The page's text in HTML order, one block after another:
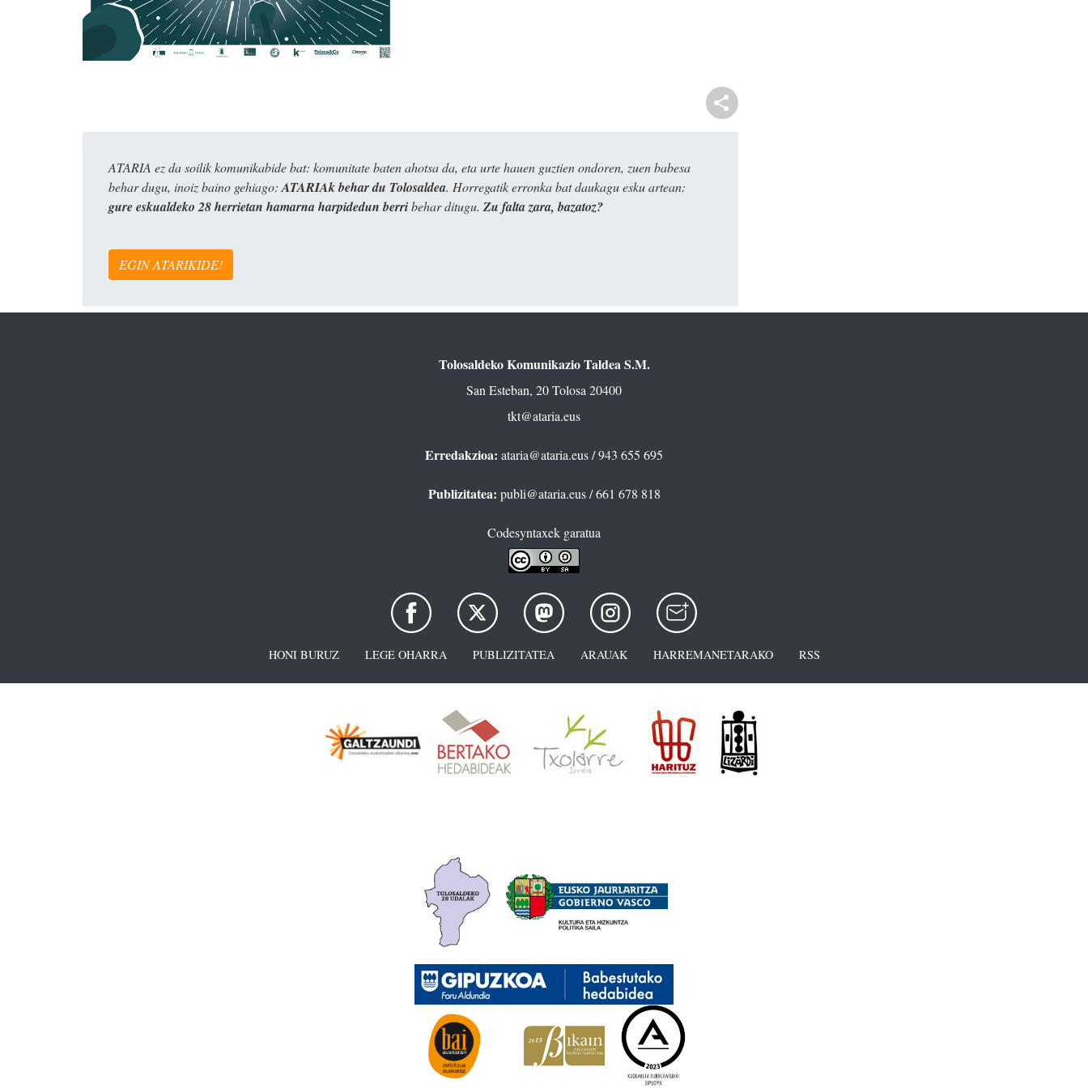
ATARIA ez da soilik komunikabide bat: komunitate baten ahotsa da, eta urte hauen guztien ondoren, zuen babesa
behar dugu, inoiz baino gehiago: ATARIAk behar du Tolosaldea. Horregatik erronka bat daukagu esku artean:
gure eskualdeko 28 herrietan hamarna harpidedun berribehar ditugu. Zu falta zara, bazatoz?
EGIN ATARIKIDE!
Tolosaldeko Komunikazio Taldea S.M.
San Esteban, 20 Tolosa 20400
tkt@ataria.eus
Erredakzioa: ataria@ataria.eus/ 943 655 695
Publizitatea: publi@ataria.eus/ 661 678 818
Codesyntaxek garatua
HONI BURUZ LEGE OHARRA PUBLIZITATEA ARAUAK HARREMANETARAKO RSS